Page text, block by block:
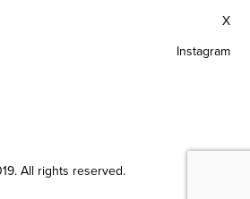
X
Instagram
All rights reserved.